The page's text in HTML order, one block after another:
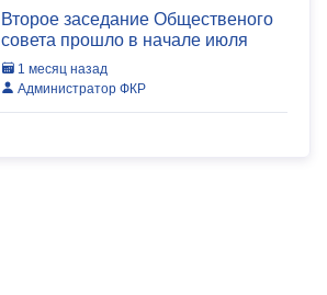
Второе заседание Общественого
совета прошло в начале июля
1 месяц назад
Администратор ФКР